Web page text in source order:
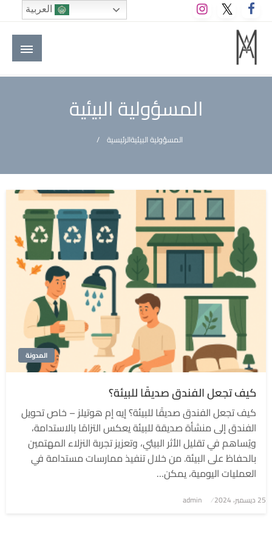
التخطي
إلى
المحتوى
M A hotels | إم ايه هوتيلز
الموقع الأول للعاملين في الفنادق في العالم العربي
المسؤولية البيئية
الرئيسيةالمسؤولية البيئية
المدونة
كيف تجعل الفندق صديقًا للبيئة؟
كيف تجعل الفندق صديقًا للبيئة؟ إيه إم هوتيلز – خاص تحويل
الفندق إلى منشأة صديقة للبيئة يعكس التزامًا بالاستدامة،
ويُساهم في تقليل الأثر البيئي، وتعزيز تجربة النزلاء المهتمين
بالحفاظ على البيئة. من خلال تنفيذ ممارسات مستدامة في
العمليات اليومية، يمكن…
نُشر
25 ديسمبر، 2024 admin
العربية